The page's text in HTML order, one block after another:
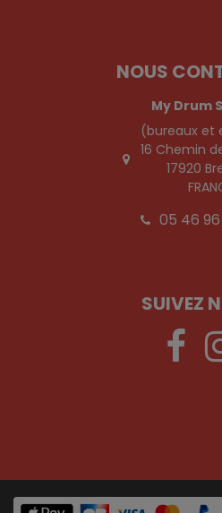
NOUS
My Drum
(bureaux et
16 Chemin
17920
05 46
SUIVEZ